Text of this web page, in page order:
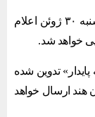
به گزارش معدن‌مدیا، منابع دولتی هند روز سه‌شنبه ۳۰ ژوئن اعلام
خواهد شد.
پایدار» تدوین شده
هند ارسال خواهد